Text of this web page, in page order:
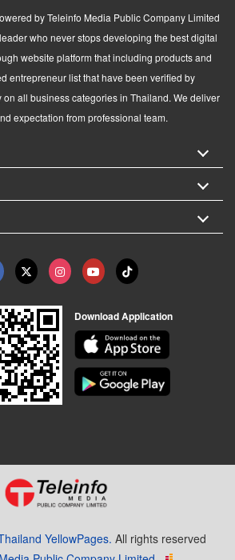
by Teleinfo Media Public Company Limited
who never stops developing the best digital
website platform that including products and
entrepreneur list that have been verified by
all business categories in Thailand. We deliver
expectation from professional team.
Download Application
YellowPages. All rights reserved